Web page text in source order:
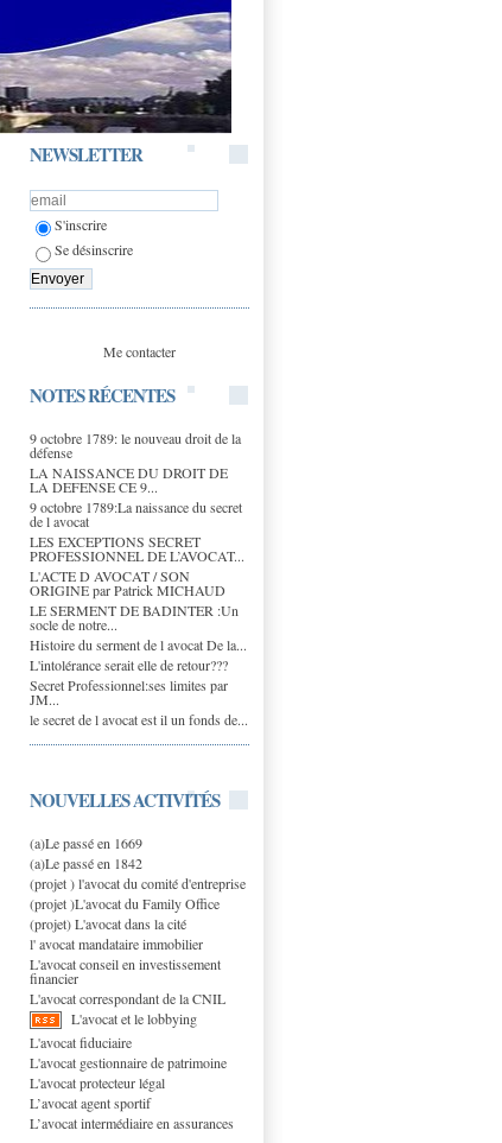
NEWSLETTER
S'inscrire
Se désinscrire
Me contacter
NOTES RÉCENTES
9 octobre 1789: le nouveau droit de la
défense
LA NAISSANCE DU DROIT DE
LA DEFENSE CE 9...
9 octobre 1789:La naissance du secret
de l avocat
LES EXCEPTIONS SECRET
PROFESSIONNEL DE L’AVOCAT...
L'ACTE D AVOCAT / SON
ORIGINE par Patrick MICHAUD
LE SERMENT DE BADINTER :Un
socle de notre...
Histoire du serment de l avocat De la...
L'intolérance serait elle de retour???
Secret Professionnel:ses limites par
JM...
le secret de l avocat est il un fonds de...
NOUVELLES ACTIVITÉS
(a)Le passé en 1669
(a)Le passé en 1842
(projet ) l'avocat du comité d'entreprise
(projet )L'avocat du Family Office
(projet) L'avocat dans la cité
l' avocat mandataire immobilier
L'avocat conseil en investissement
financier
L'avocat correspondant de la CNIL
L'avocat et le lobbying
L'avocat fiduciaire
L'avocat gestionnaire de patrimoine
L'avocat protecteur légal
L’avocat agent sportif
L’avocat intermédiaire en assurances